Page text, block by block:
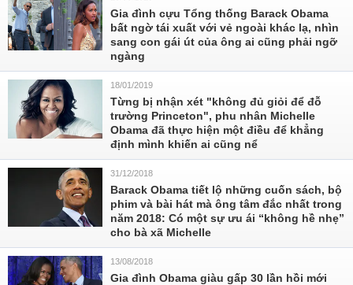
Gia đình cựu Tổng thống Barack Obama
bất ngờ tái xuất với vẻ ngoài khác lạ, nhìn
sang con gái út của ông ai cũng phải ngỡ
ngàng
18/01/2019
Từng bị nhận xét "không đủ giỏi để đỗ
trường Princeton", phu nhân Michelle
Obama đã thực hiện một điều để khẳng
định mình khiến ai cũng nể
31/12/2018
Barack Obama tiết lộ những cuốn sách, bộ
phim và bài hát mà ông tâm đắc nhất trong
năm 2018: Có một sự ưu ái “không hề nhẹ”
cho bà xã Michelle
13/08/2018
Gia đình Obama giàu gấp 30 lần hồi mới